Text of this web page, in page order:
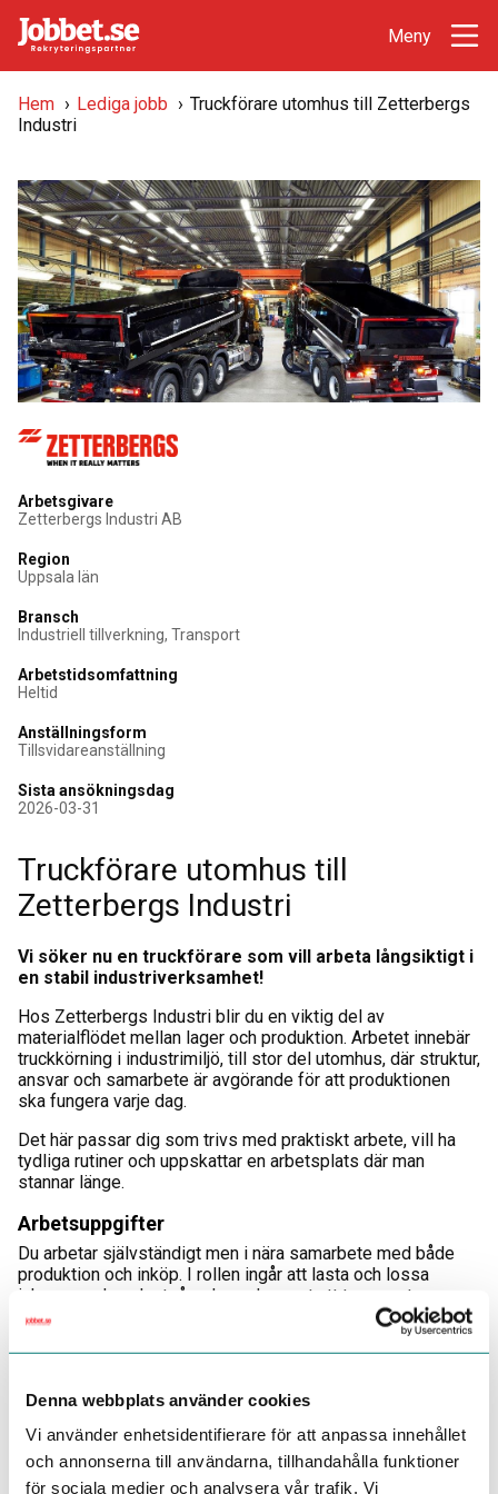
Denna webbplats använder cookies
Vi använder enhetsidentifierare för att anpassa innehållet
och annonserna till användarna, tillhandahålla funktioner
för sociala medier och analysera vår trafik. Vi
Hem › Lediga jobb › Truckförare utomhus till Zetterbergs
Industri
Arbetsgivare
Zetterbergs Industri AB
Region
Uppsala län
Bransch
Industriell tillverkning, Transport
Arbetstidsomfattning
Heltid
Anställningsform
Tillsvidareanställning
Sista ansökningsdag
2026-03-31
Truckförare utomhus till
Zetterbergs Industri
Vi söker nu en truckförare som vill arbeta långsiktigt i
en stabil industriverksamhet!
Hos Zetterbergs Industri blir du en viktig del av
materialflödet mellan lager och produktion. Arbetet innebär
truckkörning i industrimiljö, till stor del utomhus, där struktur,
ansvar och samarbete är avgörande för att produktionen
ska fungera varje dag.
Det här passar dig som trivs med praktiskt arbete, vill ha
tydliga rutiner och uppskattar en arbetsplats där man
stannar länge.
Arbetsuppgifter
Du arbetar självständigt men i nära samarbete med både
produktion och inköp. I rollen ingår att lasta och lossa
inkommande och utgående gods samt att transportera
material mellan gård, lager och produktion. Du ansvarar för
att placera material på rätt lagerplats och genomföra
ankomstkontroller med registrering i affärssystemet
plocklistor, hantering av returer samt daglig kontakt med
utförs utomhus året runt.
Vem vi söker